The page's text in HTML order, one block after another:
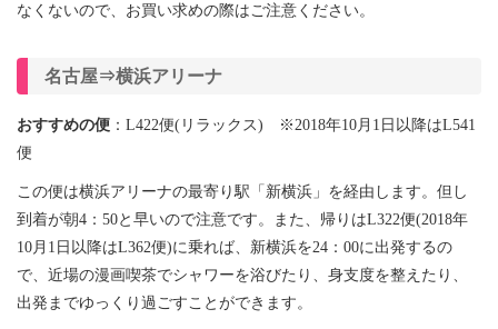
なくないので、お買い求めの際はご注意ください。
名古屋⇒横浜アリーナ
おすすめの便 ：L422便(リラックス) ※2018年10月1日以降はL541
便
この便は横浜アリーナの最寄り駅「新横浜」を経由します。但し
到着が朝4：50と早いので注意です。また、帰りはL322便(2018年
10月1日以降はL362便)に乗れば、新横浜を24：00に出発するの
で、 近場の漫画喫茶でシャワーを浴びたり、身支度を整えたり、
出発までゆっくり過ごすことができます。